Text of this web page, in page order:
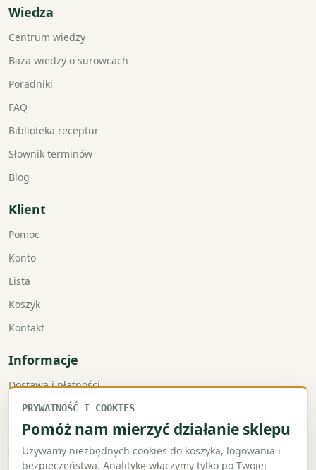
Wiedza
Centrum wiedzy
Baza wiedzy o surowcach
Poradniki
FAQ
Biblioteka receptur
Słownik terminów
Blog
Klient
Pomoc
Konto
Lista
Koszyk
Kontakt
Informacje
Dostawa i płatności
Faktury VAT
Zwroty i reklamacje
Regulamin
PRYWATNOŚĆ I COOKIES
Pomóż nam mierzyć działanie sklepu
Używamy niezbędnych cookies do koszyka, logowania i
bezpieczeństwa. Analitykę włączymy tylko po Twojej